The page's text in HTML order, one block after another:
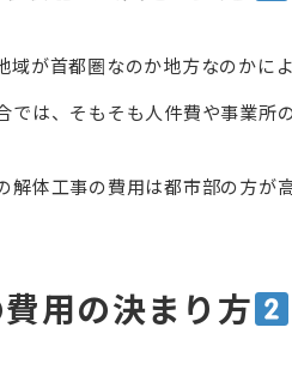
域が首都圏なのか地方なのかに
では、そもそも人件費や事業所
解体工事の費用は都市部の方が
用の決まり方